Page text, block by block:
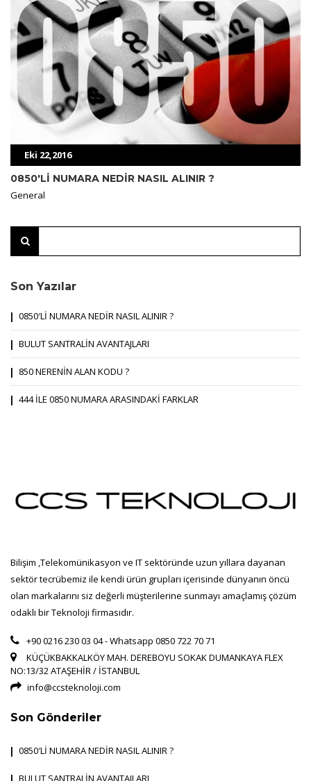
Eki 22,2016
0850′Lİ NUMARA NEDİR NASIL ALINIR ?
General
Son Yazılar
0850′Lİ NUMARA NEDİR NASIL ALINIR ?
BULUT SANTRALİN AVANTAJLARI
850 NERENİN ALAN KODU ?
444 İLE 0850 NUMARA ARASINDAKİ FARKLAR
Bilişim ,Telekomünikasyon ve IT sektöründe uzun yıllara dayanan
sektör tecrübemiz ile kendi ürün grupları içerisinde dünyanın öncü
olan markalarını siz değerli müşterilerine sunmayı amaçlamış çözüm
odaklı bir Teknoloji firmasıdır.
+90 0216 230 03 04 - Whatsapp 0850 722 70 71
KÜÇÜKBAKKALKÖY MAH. DEREBOYU SOKAK DUMANKAYA FLEX
NO:13/32 ATAŞEHİR / İSTANBUL
info@ccsteknoloji.com
Son Gönderiler
0850′Lİ NUMARA NEDİR NASIL ALINIR ?
BULUT SANTRALİN AVANTAJLARI